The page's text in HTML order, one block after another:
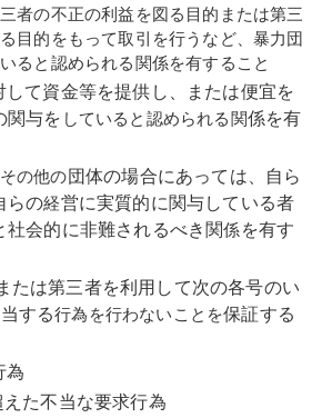
者の不正の利益を図る 目 的または第三
目 的をもって取 引 を行うな ど、 暴力団
ると認められる関係を有すること
して資金等を提供し、または便宜を
関与を していると認められる関係を有
の他の団体の場合にあっては、 自ら
らの経営に実質的に関与している者
社会的に非難されるべき関係を有す
たは第三者を利用して次の各号のい
当する行為を行わないことを保証する
為
えた不当な要求行為